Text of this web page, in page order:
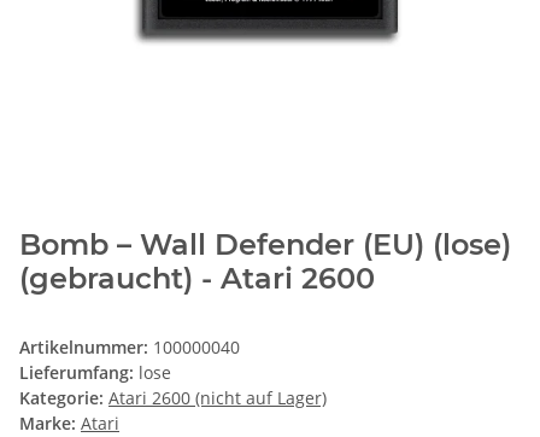
Bomb – Wall Defender (EU) (lose)
(gebraucht) - Atari 2600
Artikelnummer: 100000040
Lieferumfang: lose
Kategorie: Atari 2600 (nicht auf Lager)
Marke: Atari